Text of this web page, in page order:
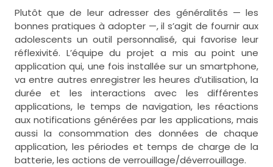
Plutôt que de leur adresser des généralités — les
bonnes pratiques à adopter —, il s’agit de fournir aux
adolescents un outil personnalisé, qui favorise leur
réflexivité. L’équipe du projet a mis au point une
application qui, une fois installée sur un smartphone,
va entre autres enregistrer les heures d’utilisation, la
durée et les interactions avec les différentes
applications, le temps de navigation, les réactions
aux notifications générées par les applications, mais
aussi la consommation des données de chaque
application, les périodes et temps de charge de la
batterie, les actions de verrouillage/déverrouillage.